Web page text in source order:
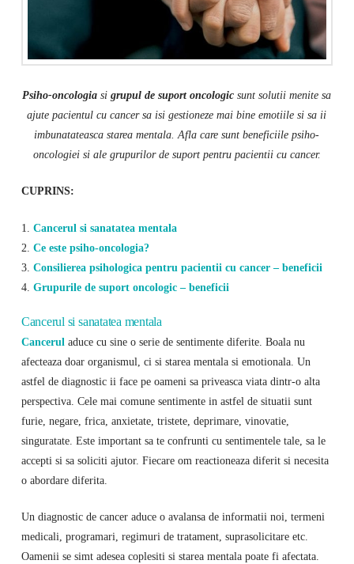
Psiho-oncologia sigrupul de suport oncologic sunt solutii menite sa
ajute pacientul cu cancer sa isi gestioneze mai bine emotiile si sa ii
imbunatateasca starea mentala. Afla care sunt beneficiile psiho-
oncologiei si ale grupurilor de suport pentru pacientii cu cancer.
CUPRINS:
1.
Cancerul si sanatatea mentala
2. Ce este psiho-oncologia?
3. Consilierea psihologica pentru pacientii cu cancer – beneficii
4. Grupurile de suport oncologic – beneficii
Cancerul si sanatatea mentala
Cancerul aduce cu sine o serie de sentimente diferite. Boala nu
afecteaza doar organismul, ci si starea mentala si emotionala. Un
astfel de diagnostic ii face pe oameni sa priveasca viata dintr-o alta
perspectiva. Cele mai comune sentimente in astfel de situatii sunt
furie, negare, frica, anxietate, tristete, deprimare, vinovatie,
singuratate. Este important sa te confrunti cu sentimentele tale, sa le
accepti si sa soliciti ajutor. Fiecare om reactioneaza diferit si necesita
o abordare diferita.
Un diagnostic de cancer aduce o avalansa de informatii noi, termeni
medicali, programari, regimuri de tratament, suprasolicitare etc.
Oamenii se simt adesea coplesiti si starea mentala poate fi afectata.